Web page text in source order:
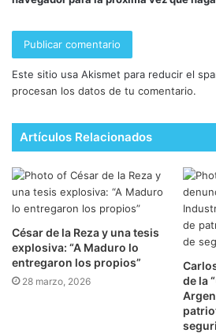
Este sitio usa Akismet para reducir el
procesan los datos de tu comentario.
Artículos Relacionados
César de la Reza y una tesis
explosiva: “A Maduro lo
entregaron los propios”
28 marzo, 2026
de la